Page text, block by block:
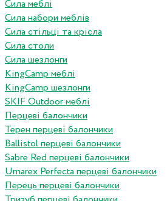
Сила меблі
Сила набори меблів
Сила стільці та крісла
Сила столи
Сила шезлонги
KingCamp меблі
KingCamp шезлонги
SKIF Outdoor меблі
Перцеві балончики
Терен перцеві балончики
Ballistol перцеві балончики
Sabre Red перцеві балончики
Umarex Perfecta перцеві балончики
Перець перцеві балончики